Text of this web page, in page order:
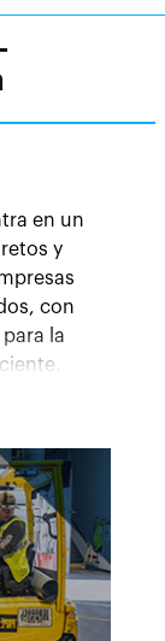
en un
y
con
la
a los
global
la dirección
el desarrollo
ejecutivo. Se
y control de